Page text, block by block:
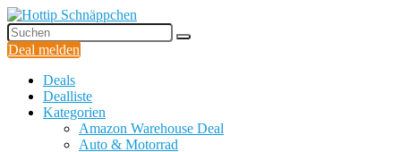
Deal melden
Deals
Dealliste
Kategorien
Amazon Warehouse Deal
Auto & Motorrad